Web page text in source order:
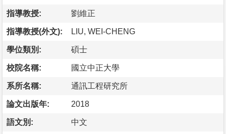
指導教授: 劉維正
指導教授(外文): LIU, WEI-CHENG
學位類別: 碩士
校院名稱: 國立中正大學
系所名稱: 通訊工程研究所
論文出版年: 2018
語文別: 中文